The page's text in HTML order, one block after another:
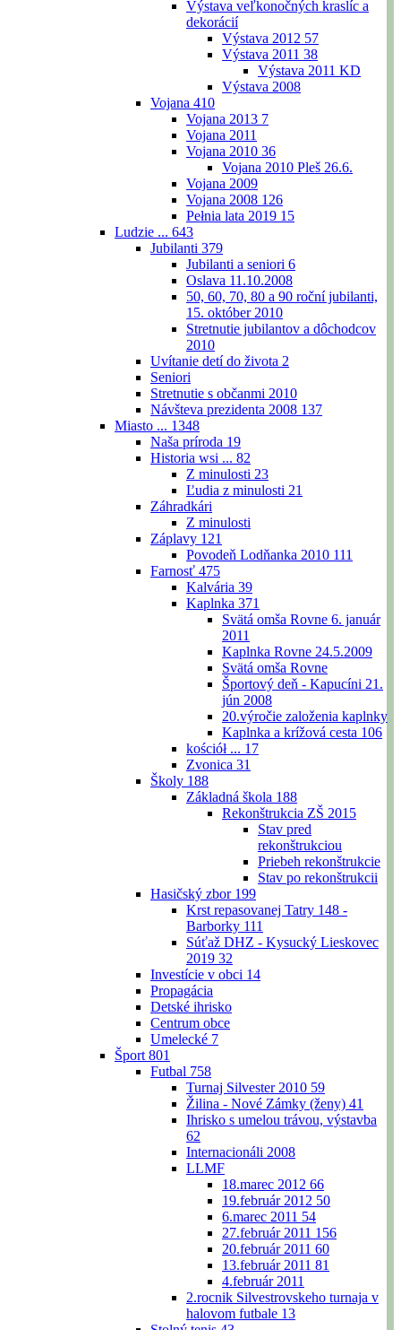
Výstava veľkonočných kraslíc a
dekorácií
Výstava 2012 57
Výstava 2011 38
Výstava 2011 KD
Výstava 2008
Vojana 410
Vojana 2013 7
Vojana 2011
Vojana 2010 36
Vojana 2010 Pleš 26.6.
Vojana 2009
Vojana 2008 126
Pełnia lata 2019 15
Ludzie ... 643
Jubilanti 379
Jubilanti a seniori 6
Oslava 11.10.2008
50, 60, 70, 80 a 90 roční jubilanti,
15. október 2010
Stretnutie jubilantov a dôchodcov
2010
Uvítanie detí do života 2
Seniori
Stretnutie s občanmi 2010
Návšteva prezidenta 2008 137
Miasto ... 1348
Naša príroda 19
Historia wsi ... 82
Z minulosti 23
Ľudia z minulosti 21
Záhradkári
Z minulosti
Záplavy 121
Povodeň Lodňanka 2010 111
Farnosť 475
Kalvária 39
Kaplnka 371
Svätá omša Rovne 6. január
2011
Kaplnka Rovne 24.5.2009
Svätá omša Rovne
Športový deň - Kapucíni 21.
jún 2008
20.výročie založenia kaplnky
Kaplnka a krížová cesta 106
kościół ... 17
Zvonica 31
Školy 188
Základná škola 188
Rekonštrukcia ZŠ 2015
Stav pred
rekonštrukciou
Priebeh rekonštrukcie
Stav po rekonštrukcii
Hasičský zbor 199
Krst repasovanej Tatry 148 -
Barborky 111
Súťaž DHZ - Kysucký Lieskovec
2019 32
Investície v obci 14
Propagácia
Detské ihrisko
Centrum obce
Umelecké 7
Šport 801
Futbal 758
Turnaj Silvester 2010 59
Žilina - Nové Zámky (ženy) 41
Ihrisko s umelou trávou, výstavba
62
Internacionáli 2008
LLMF
18.marec 2012 66
19.február 2012 50
6.marec 2011 54
27.február 2011 156
20.február 2011 60
13.február 2011 81
4.február 2011
2.rocnik Silvestrovskeho turnaja v
halovom futbale 13